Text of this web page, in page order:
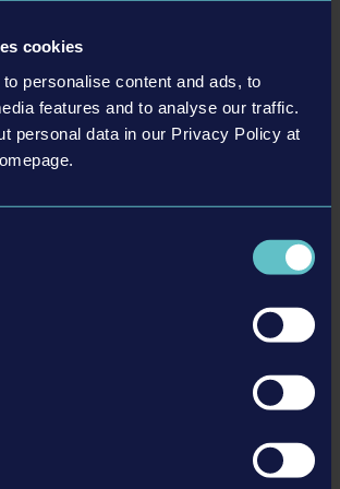
cookies
personalise content and ads, to
features and to analyse our traffic.
personal data in our Privacy Policy at
ve farklı kıyafet seti arasından seçim yap
Yeni teknikler öğrenebileceğin ve bir sonraki
seçebileceğin merkez.
Engine 5 fizik motoruyla gerçekçi alev, ısı,
görevleri oluştur, bu görevleri Mod.io
: Mod.io platformundan yeni modlama